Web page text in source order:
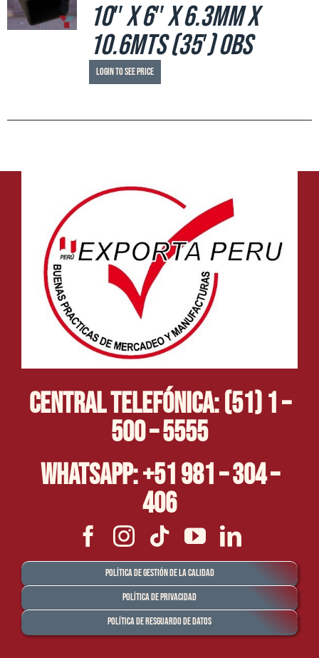
10″ x 6″ x 6.3mm x
10.6mts (35′) OBS
Login to see price
Central Telefónica: (51) 1 –
500 – 5555
Whatsapp: +51 981 – 304 –
406
Política de Gestión de la Calidad
Política de Privacidad
Política de Resguardo de Datos